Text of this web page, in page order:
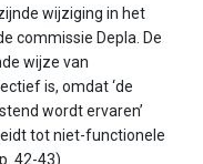
wijziging in het
commissie Depla. De
wijze van
is, omdat ‘de
wordt ervaren’
tot niet-functionele
42-43).